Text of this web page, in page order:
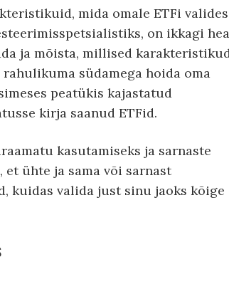
mida omale ETFi valides
on ikkagi hea
ja mõista, millised
südamega hoida oma
peatükis kajastatud
kirja saanud ETFid.
kasutamiseks ja sarnaste
ühte ja sama või sarnast
kuidas valida just sinu jaoks kõige